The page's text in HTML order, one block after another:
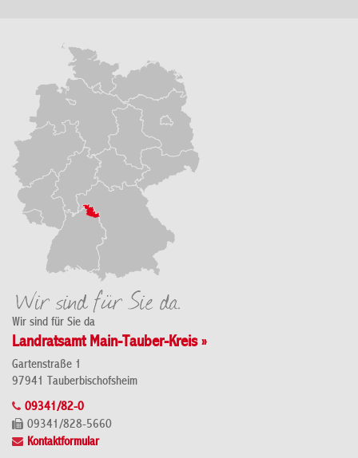
Wir sind für Sie da
Landratsamt Main-Tauber-Kreis »
Gartenstraße 1
97941 Tauberbischofsheim
09341/82-0
09341/828-5660
Kontaktformular